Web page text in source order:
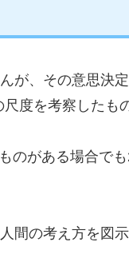
、その意思決
度を考察した
がある場合で
間の考え方を図